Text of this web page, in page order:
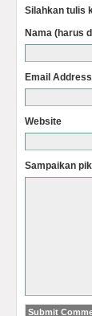
Silahkan tulis
Nama (harus
Email
Website
Sampaikan